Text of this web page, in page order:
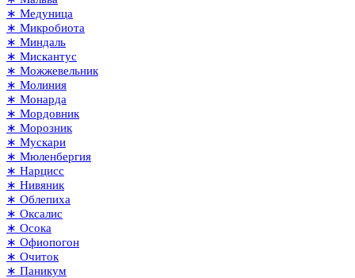
∗ Медуница
∗ Микробиота
∗ Миндаль
∗ Мискантус
∗ Можжевельник
∗ Молиния
∗ Монарда
∗ Мордовник
∗ Морозник
∗ Мускари
∗ Мюленбергия
∗ Нарцисс
∗ Нивяник
∗ Облепиха
∗ Оксалис
∗ Осока
∗ Офиопогон
∗ Очиток
∗ Паникум